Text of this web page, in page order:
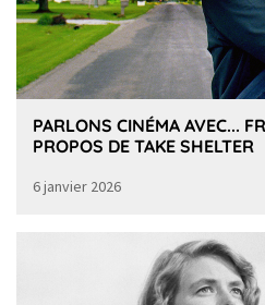
PARLONS CINÉMA AVEC...
PROPOS DE TAKE SHELTER
6 janvier 2026